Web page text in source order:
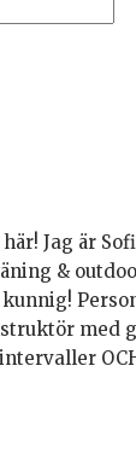
Jag är
&
med